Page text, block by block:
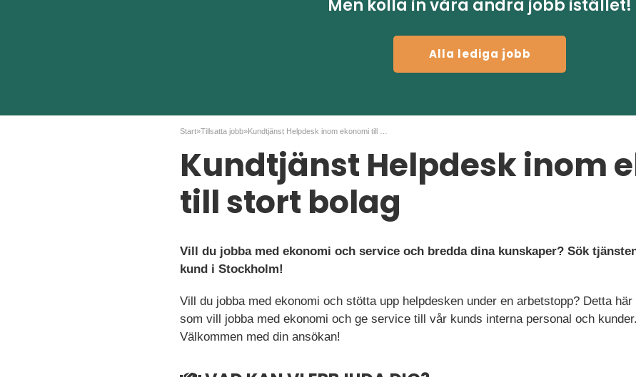
Men kolla in våra andra jobb istället!
Alla lediga jobb
Start»Tillsatta jobb»
Kundtjänst Helpdesk inom
till stort bolag
Vill du jobba med ekonomi och service och bredda dina kunskaper? Sök
kund i Stockholm!
Vill du jobba med ekonomi och stötta upp helpdesken under en arbetstopp? Detta
som vill jobba med ekonomi och ge service till vår kunds interna personal och
Välkommen med din ansökan!